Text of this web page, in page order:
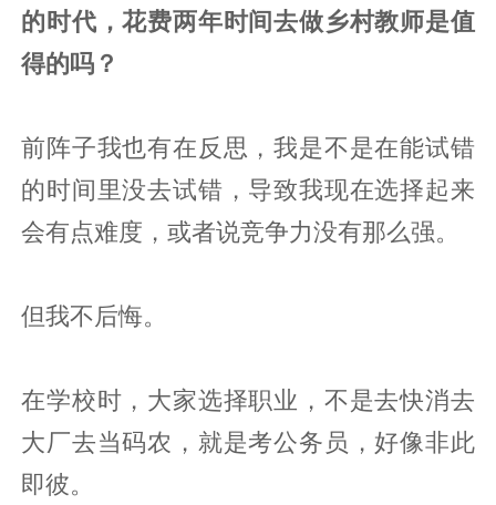
的时代，花费两年时间去做乡村教师是值
得的吗？
前阵子我也有在反思，我是不是在能试错
的时间里没去试错，导致我现在选择起来
会有点难度，或者说竞争力没有那么强。
但我不后悔。
在学校时，大家选择职业，不是去快消去
大厂去当码农，就是考公务员，好像非此
即彼。